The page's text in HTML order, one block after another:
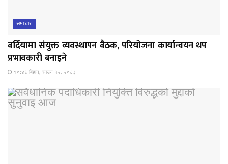
समाचार
बर्दियामा संयुक्त व्यवस्थापन बैठक, परियोजना कार्यान्वयन थप
प्रभावकारी बनाइने
१०:४६ बिहान, साउन १२, २०८३